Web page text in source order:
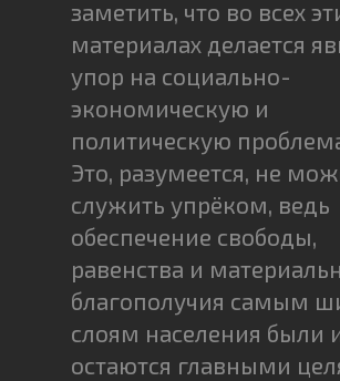
заметить, что во всех
материалах делается
упор на социально-
экономическую и
политическую
Это, разумеется, не
служить упрёком, ведь
обеспечение свободы,
равенства и
благополучия самым
слоям населения были
остаются главными